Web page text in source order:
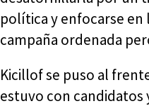
política y enfocarse
campaña ordenada
Kicillof se puso al
estuvo con